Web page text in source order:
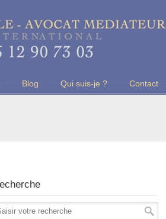
Blog Qui suis-je ? Contact